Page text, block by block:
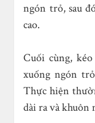
ngón trỏ, sau
cao.
Cuối cùng,
xuống ngón
Thực hiện
dài ra và khuôn